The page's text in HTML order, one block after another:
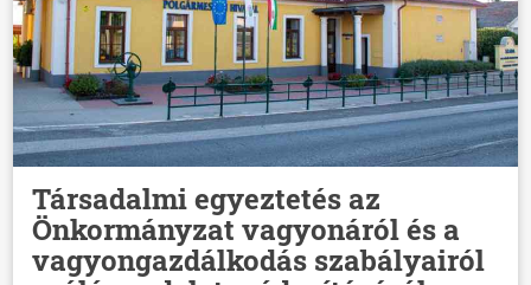
Társadalmi egyeztetés az
Önkormányzat vagyonáról és a
vagyongazdálkodás szabályairól